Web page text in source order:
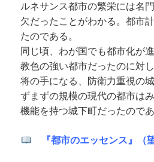
ルネサンス都市の繁栄には名
欠だったことがわかる。都市
たのである。
同じ頃、わが国でも都市化が
教色の強い都市だったのに対
将の手になる、防衛力重視の
ずまずの規模の現代の都市は
機能を持つ城下町だったのであ
『都市のエッセンス』（